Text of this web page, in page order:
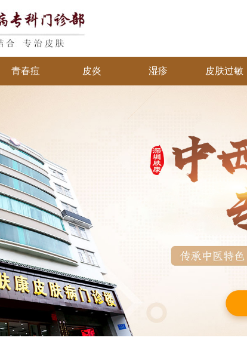
青春痘 皮炎 湿疹 皮肤过敏